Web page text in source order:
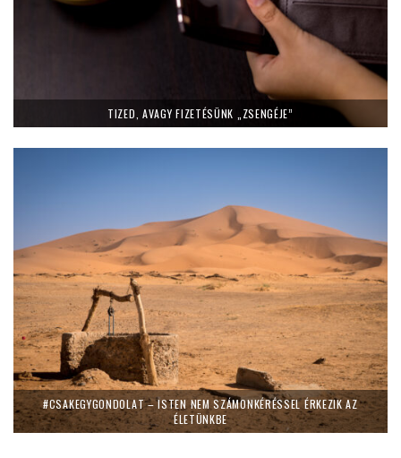
TIZED, AVAGY FIZETÉSÜNK „ZSENGÉJE”
#CSAKEGYGONDOLAT – ISTEN NEM SZÁMONKÉRÉSSEL ÉRKEZIK AZ
ÉLETÜNKBE